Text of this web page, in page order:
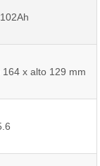
x alto 129 mm